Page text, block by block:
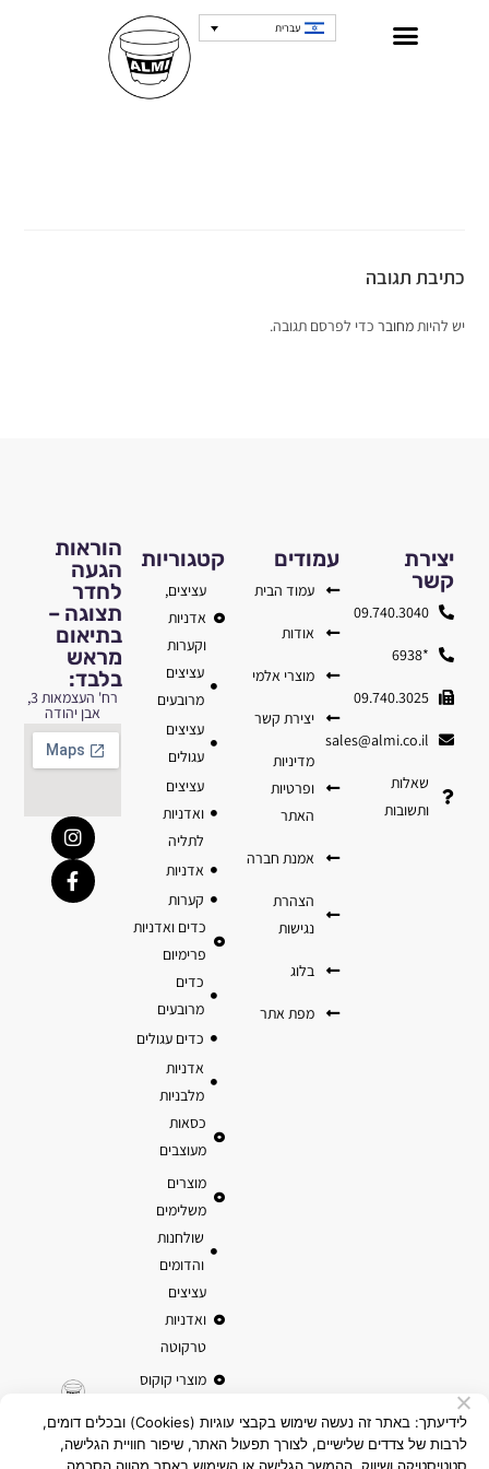
עברית
כתיבת תגובה
יש להיותמחובר כדי לפרסם תגובה.
הוראות
הגעה
לחדר
תצוגה –
בתיאום
מראש
בלבד:
רח' העצמאות 3,
אבן יהודה
קטגוריות
עציצים,
אדניות
וקערות
עציצים
מרובעים
עציצים
עגולים
עציצים
ואדניות
לתליה
אדניות
קערות
כדים ואדניות
פרימיום
כדים
מרובעים
כדים עגולים
אדניות
מלבניות
כסאות
מעוצבים
מוצרים
משלימים
שולחנות
והדומים
עציצים
ואדניות
טרקוטה
מוצרי קוקוס
עמודים
עמוד הבית
אודות
מוצרי אלמי
יצירת קשר
מדיניות
ופרטיות
האתר
אמנת חברה
הצהרת
נגישות
בלוג
מפת אתר
יצירת
קשר
09.740.3040
*6938
09.740.3025
sales@almi.co.il
שאלות
ותשובות
לידיעתך: באתר זה נעשה שימוש בקבצי עוגיות (Cookies) ובכלים דומים,
לרבות של צדדים שלישיים, לצורך תפעול האתר, שיפור חוויית הגלישה,